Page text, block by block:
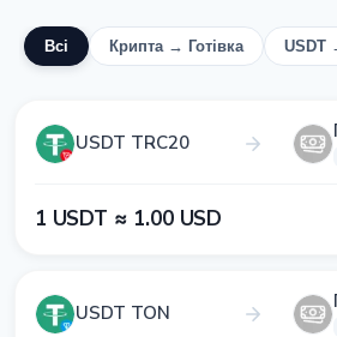
Всі Крипта → Готівка USDT
USDT TRC20
1​ USDT ≈ 1​.0​0​ USD
USDT TON